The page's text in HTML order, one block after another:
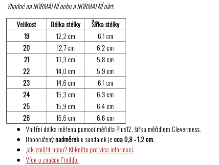
Vhodné na NORMÁLNÍ nohu a NORMALNÍ nárt.
Velikost
Délka stélky
Šířka stélky
19
12,2 cm
6,1 cm
20
12,7 cm
6,2 cm
21
13,3 cm
5,8 cm
22
14,0 cm
5,9 cm
23
14,6 cm
6,1 cm
24
15,3 cm
6,3 cm
25
15,9 cm
6,4 cm
26
16,6 cm
6,6 cm
Vnitřní délka měřena pomocí měřidla Plus12, šířka měřidlem Clevermess.
Doporučenýnadměreku sandálek jecca 0,8 - 1,2 cm.
Jak změřit nohu? Klikněte pro více informací.
Více o značce Froddo.